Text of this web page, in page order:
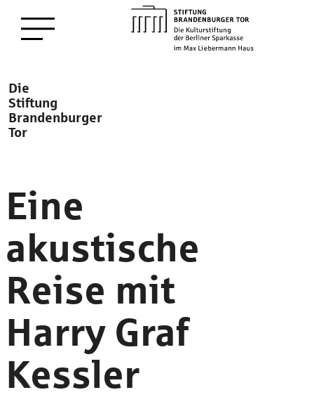
Hauptinhalt
Die
Stiftung
Brandenburger
Tor
Eine
akustische
Reise mit
Harry Graf
Kessler